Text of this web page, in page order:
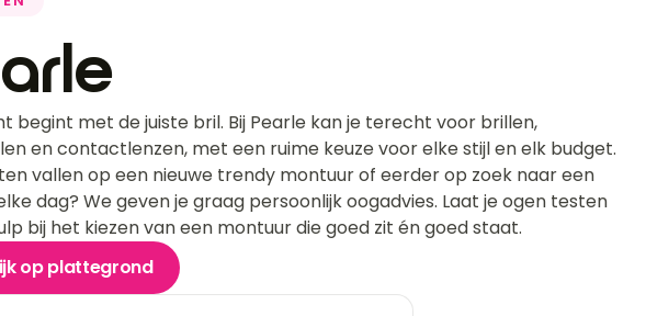
begint met de juiste bril. Bij Pearle kan je terecht voor brillen,
en contactlenzen, met een ruime keuze voor elke stijl en elk budget.
vallen op een nieuwe trendy montuur of eerder op zoek naar een
dag? We geven je graag persoonlijk oogadvies. Laat je ogen testen
bij het kiezen van een montuur die goed zit én goed staat.
op plattegrond